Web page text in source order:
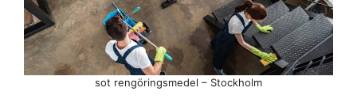
sot rengöringsmedel – Stockholm